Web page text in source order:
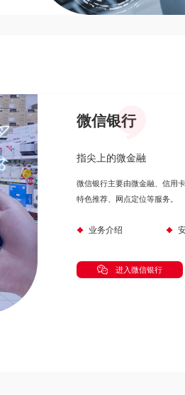
微信银行
指尖上的微金融
微信银行主要由微金融、信用
特色推荐、网点定位等服务。
业务介绍
进入微信银行